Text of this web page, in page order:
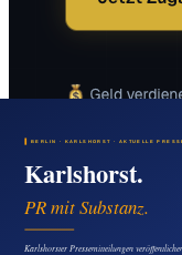
Das könnte
Medien & Marketing